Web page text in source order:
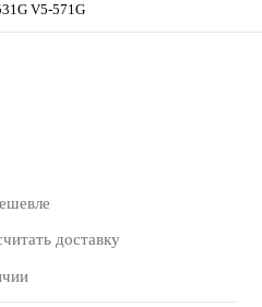
V5-571G
доставку